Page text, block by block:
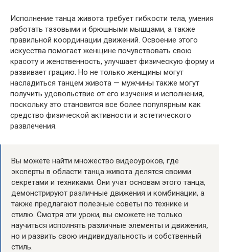
Исполнение танца живота требует гибкости тела, умения
работать тазовыми и брюшными мышцами, а также
правильной координации движений. Освоение этого
искусства помогает женщине почувствовать свою
красоту и женственность, улучшает физическую форму и
развивает грацию. Но не только женщины могут
насладиться танцем живота — мужчины также могут
получить удовольствие от его изучения и исполнения,
поскольку это становится все более популярным как
средство физической активности и эстетического
развлечения.
Вы можете найти множество видеоуроков, где
эксперты в области танца живота делятся своими
секретами и техниками. Они учат основам этого танца,
демонстрируют различные движения и комбинации, а
также предлагают полезные советы по технике и
стилю. Смотря эти уроки, вы сможете не только
научиться исполнять различные элементы и движения,
но и развить свою индивидуальность и собственный
стиль.